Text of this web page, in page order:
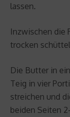
lassen.
Inzwischen die
trocken
Die Butter in
Teig in vier
streichen und
beiden Seiten